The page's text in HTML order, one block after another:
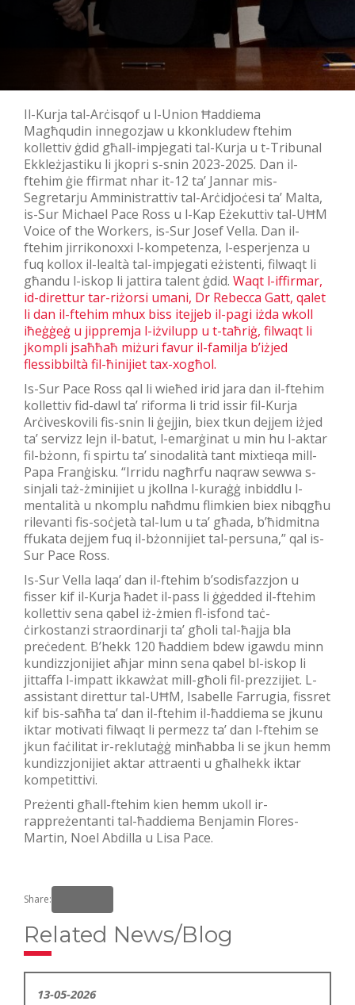
Il-Kurja tal-Arċisqof u l-Union Ħaddiema
Magħqudin innegozjaw u kkonkludew ftehim
kollettiv ġdid għall-impjegati tal-Kurja u t-Tribunal
Ekkleżjastiku li jkopri s-snin 2023-2025. Dan il-
ftehim ġie ffirmat nhar it-12 ta’ Jannar mis-
Segretarju Amministrattiv tal-Arċidjoċesi ta’ Malta,
is-Sur Michael Pace Ross u l-Kap Eżekuttiv tal-UĦM
Voice of the Workers, is-Sur Josef Vella. Dan il-
ftehim jirrikonoxxi l-kompetenza, l-esperjenza u
fuq kollox il-lealtà tal-impjegati eżistenti, filwaqt li
għandu l-iskop li jattira talent ġdid. Waqt l-iffirmar,
id-direttur tar-riżorsi umani, Dr Rebecca Gatt, qalet
li dan il-ftehim mhux biss itejjeb il-pagi iżda wkoll
iħeġġeġ u jippremja l-iżvilupp u t-taħriġ, filwaqt li
jkompli jsaħħaħ miżuri favur il-familja b’iżjed
flessibbiltà fil-ħinijiet tax-xogħol.
Is-Sur Pace Ross qal li wieħed irid jara dan il-ftehim
kollettiv fid-dawl ta’ riforma li trid issir fil-Kurja
Arċiveskovili fis-snin li ġejjin, biex tkun dejjem iżjed
ta’ servizz lejn il-batut, l-emarġinat u min hu l-aktar
fil-bżonn, fi spirtu ta’ sinodalità tant mixtieqa mill-
Papa Franġisku. “Irridu nagħrfu naqraw sewwa s-
sinjali taż-żminijiet u jkollna l-kuraġġ inbiddlu l-
mentalità u nkomplu naħdmu flimkien biex nibqgħu
rilevanti fis-soċjetà tal-lum u ta’ għada, b’ħidmitna
ffukata dejjem fuq il-bżonnijiet tal-persuna,” qal is-
Sur Pace Ross.
Is-Sur Vella laqa’ dan il-ftehim b’sodisfazzjon u
fisser kif il-Kurja ħadet il-pass li ġġedded il-ftehim
kollettiv sena qabel iż-żmien fl-isfond taċ-
ċirkostanzi straordinarji ta’ għoli tal-ħajja bla
preċedent. B’hekk 120 ħaddiem bdew igawdu minn
kundizzjonijiet aħjar minn sena qabel bl-iskop li
jittaffa l-impatt ikkawżat mill-għoli fil-prezzijiet. L-
assistant direttur tal-UĦM, Isabelle Farrugia, fissret
kif bis-saħħa ta’ dan il-ftehim il-ħaddiema se jkunu
iktar motivati filwaqt li permezz ta’ dan l-ftehim se
jkun faċilitat ir-reklutaġġ minħabba li se jkun hemm
kundizzjonijiet aktar attraenti u għalhekk iktar
kompetittivi.
Preżenti għall-ftehim kien hemm ukoll ir-
rappreżentanti tal-ħaddiema Benjamin Flores-
Martin, Noel Abdilla u Lisa Pace.
Share:
Related News/Blog
13-05-2026